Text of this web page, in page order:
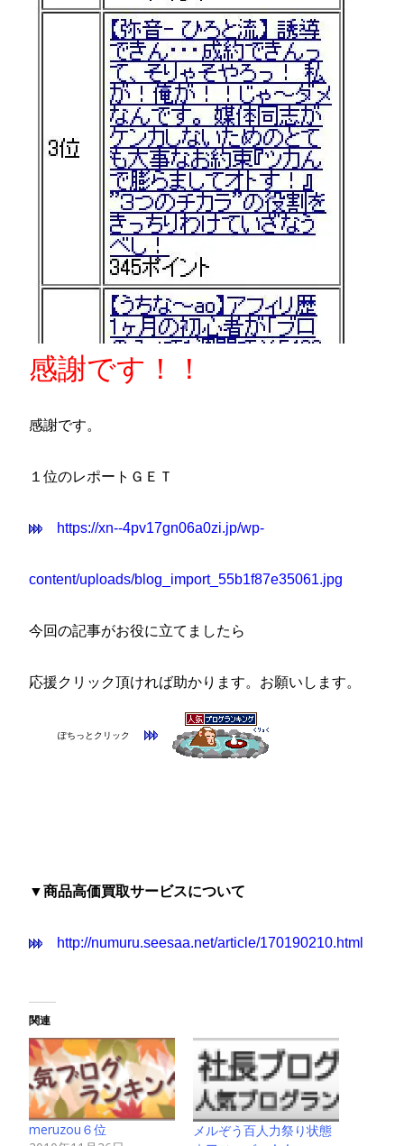
感謝です！！
感謝です。
１位のレポートＧＥＴ
https://xn--4pv17gn06a0zi.jp/wp-
content/uploads/blog_import_55b1f87e35061.jpg
今回の記事がお役に立てましたら
応援クリック頂ければ助かります。お願いします。
ぽちっとクリック
▼商品高価買取サービスについて
http://numuru.seesaa.net/article/170190210.html
関連
meruzou６位
メルぞう百人力祭り状態